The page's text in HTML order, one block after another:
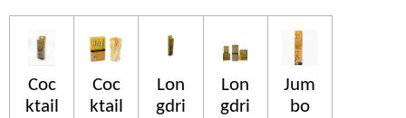
Coc
ktail
Coc
ktail
Lon
gdri
Lon
gdri
Jum
bo